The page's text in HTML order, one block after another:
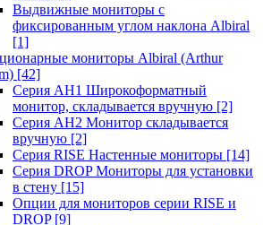
Выдвижные мониторы с
фиксированным углом наклона Albiral
[1]
мониторы Albiral (Arthur
[42]
Серия AH1 Широкоформатный
монитор, складывается вручную [2]
Серия AH2 Монитор складывается
вручную [2]
Серия RISE Настенные мониторы [14]
Серия DROP Мониторы для установки
в стену [15]
Опции для мониторов серии RISE и
DROP [9]